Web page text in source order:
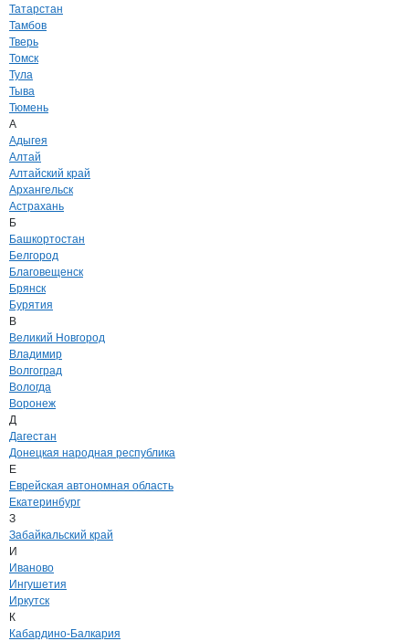
Татарстан
Тамбов
Тверь
Томск
Тула
Тыва
Тюмень
А
Адыгея
Алтай
Алтайский край
Архангельск
Астрахань
Б
Башкортостан
Белгород
Благовещенск
Брянск
Бурятия
В
Великий Новгород
Владимир
Волгоград
Вологда
Воронеж
Д
Дагестан
Донецкая народная республика
Е
Еврейская автономная область
Екатеринбург
З
Забайкальский край
И
Иваново
Ингушетия
Иркутск
К
Кабардино-Балкария